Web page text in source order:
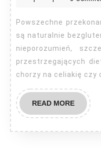
Powszechne przekonanie o tym, że płatki owsiane
są naturalnie
nieporozumień,
przestrzegających
chorzy na celiakię czy
READ MOREREAD
MORE